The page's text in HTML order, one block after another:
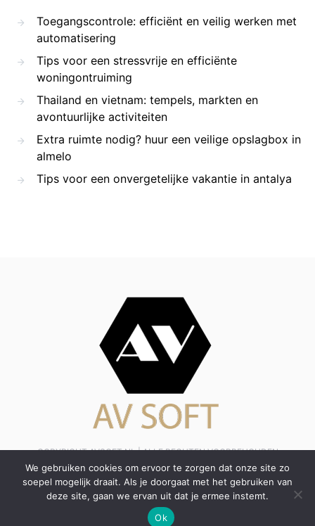
Toegangscontrole: efficiënt en veilig werken met
automatisering
Tips voor een stressvrije en efficiënte
woningontruiming
Thailand en vietnam: tempels, markten en
avontuurlijke activiteiten
Extra ruimte nodig? huur een veilige opslagbox in
almelo
Tips voor een onvergetelijke vakantie in antalya
COPYRIGHT AVSOFT.NL | ALLE RECHTEN VOORBEHOUDEN
B2B Financieel Online marketing Zakelijk
Auto
Algemeen
Contact
We gebruiken cookies om ervoor te zorgen dat onze site zo
soepel mogelijk draait. Als je doorgaat met het gebruiken van
deze site, gaan we ervan uit dat je ermee instemt.
Ok